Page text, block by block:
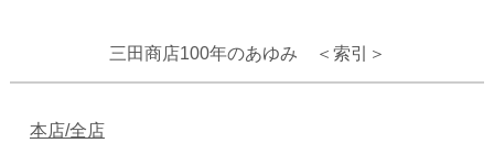
三田商店100年のあゆみ ＜索引＞
本店/全店